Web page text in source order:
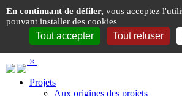
×
Projets
Aux origines des projets
Panneau de gestion des cookies
En continuant de défiler, vous acceptez
pouvant installer des cookies
Tout accepter Tout refuser